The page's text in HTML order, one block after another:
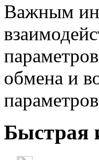
Важным
обмена и
Быстрая